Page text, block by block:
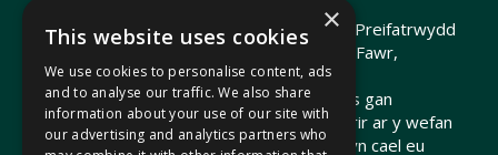
Hawlfraint 2026 Heledd Fychan AS · Polisi Preifatrwydd
Hyrwyddwyd gan Heledd Fychan, 2 Stryd Fawr,
Pontypridd, CF37 1QJ.
Telir costau'r wefan hon o arian cyhoeddus gan
Gomisiwn y Senedd. Gall dolenni a ddarperir ar y wefan
hon arwain at wefannau allanol nad ydynt yn cael eu
×
This website uses cookies
We use cookies to personalise content, ads
and to analyse our traffic. We also share
information about your use of our site with
our advertising and analytics partners who